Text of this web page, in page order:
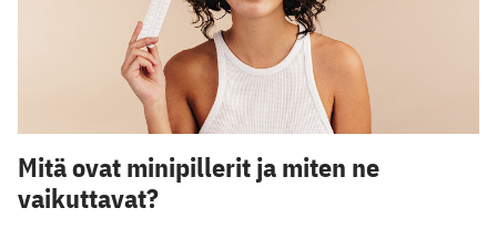
Mitä ovat minipillerit ja miten ne
vaikuttavat?